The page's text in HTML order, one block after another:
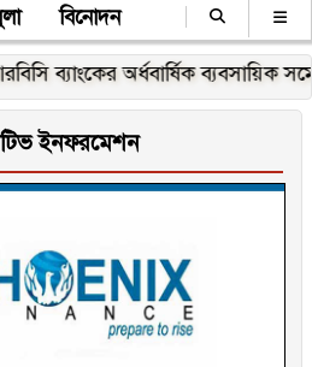
বিনোদন
অর্ধবার্ষিক ব্যবসায়িক সম্মেলন
ইনফরমেশন